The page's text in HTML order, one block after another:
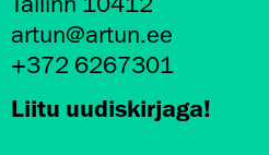
artun@artun.ee
+372 6267301
Liitu uudiskirjaga!